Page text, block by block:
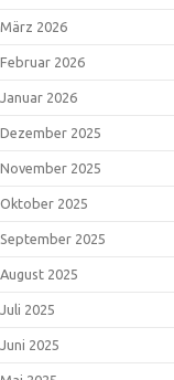
März 2026
Februar 2026
Januar 2026
Dezember 2025
November 2025
Oktober 2025
September 2025
August 2025
Juli 2025
Juni 2025